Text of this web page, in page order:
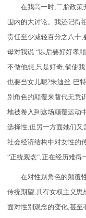
在我高一时,二胎政策
围内的大讨论。我还记得
责任至少减轻百分之八十;
母对我说:“以后要好好孝
不做他想,只是好奇,倘使
也要当女儿呢?朱迪丝· 巴
别角色的颠覆来替代无意
地被卷入到这场颠覆运动
选择性,但另一方面她们又
社会经济结构中对女性的
“正统观念”,正在经历难得
在对性别角色的颠覆
传统期望,具有女权主义思
面对性别观念的变化,甚至